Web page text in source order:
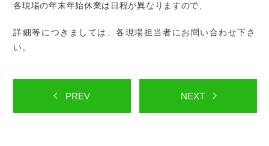
各現場の年末年始休業は日程が異なりますので、
詳細等につきましては、各現場担当者にお問い合わせ下さ
い。
PREV NEXT